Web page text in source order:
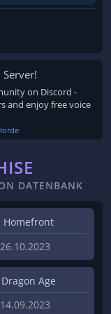
on Discord -
and enjoy free voice
DATENBANK
Homefront
26.10.2023
Dragon Age
14.09.2023